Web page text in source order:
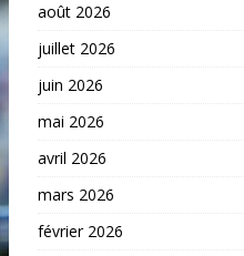
août 2026
juillet 2026
juin 2026
mai 2026
avril 2026
mars 2026
février 2026